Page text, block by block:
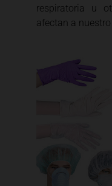
respiratoria u
afectan a